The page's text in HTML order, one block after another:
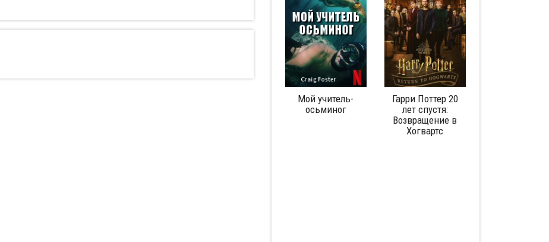
Гарри Поттер 20
лет спустя:
Любовь
аутистического
спектра: Серия 1